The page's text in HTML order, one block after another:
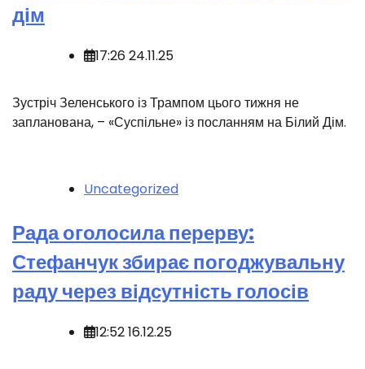
дім
17:26 24.11.25
️Зустріч Зеленського із Трампом цього тижня не
запланована, – «Суспільне» із посланням на Білий Дім.
Uncategorized
Рада оголосила перерву:
Стефанчук збирає погоджувальну
раду через відсутність голосів
12:52 16.12.25